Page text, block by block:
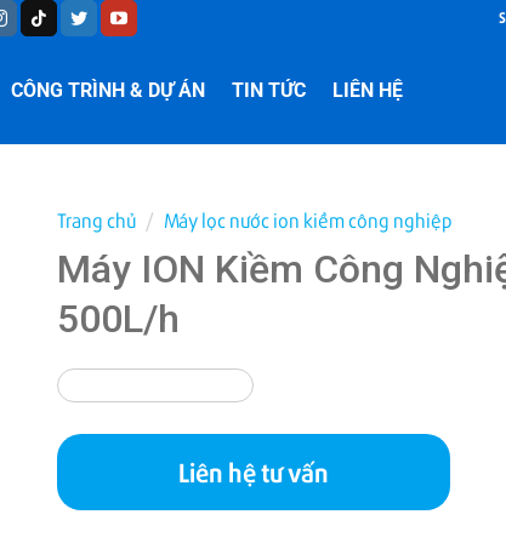
CÔNG TRÌNH & DỰ ÁN TIN TỨC LIÊN HỆ
Trang chủ / Máy lọc nước ion kiềm công nghiệp
Máy ION Kiềm Công
500L/h
Liên hệ tư vấn